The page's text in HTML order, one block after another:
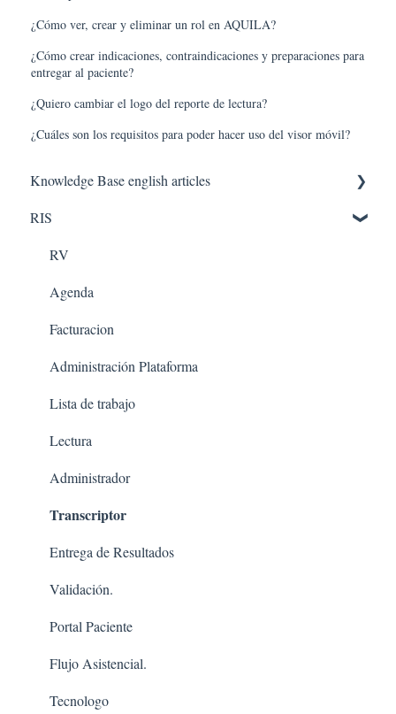
¿Cómo ver, crear y eliminar un rol en AQUILA?
¿Cómo crear indicaciones, contraindicaciones y preparaciones para
entregar al paciente?
¿Quiero cambiar el logo del reporte de lectura?
¿Cuáles son los requisitos para poder hacer uso del visor móvil?
Knowledge Base english articles
AQUILA IN THE CLOUD
PACS
RIS
RV
Agenda
Facturacion
Administración Plataforma
Lista de trabajo
Lectura
Administrador
Transcriptor
Entrega de Resultados
Validación.
Portal Paciente
Flujo Asistencial.
Tecnologo